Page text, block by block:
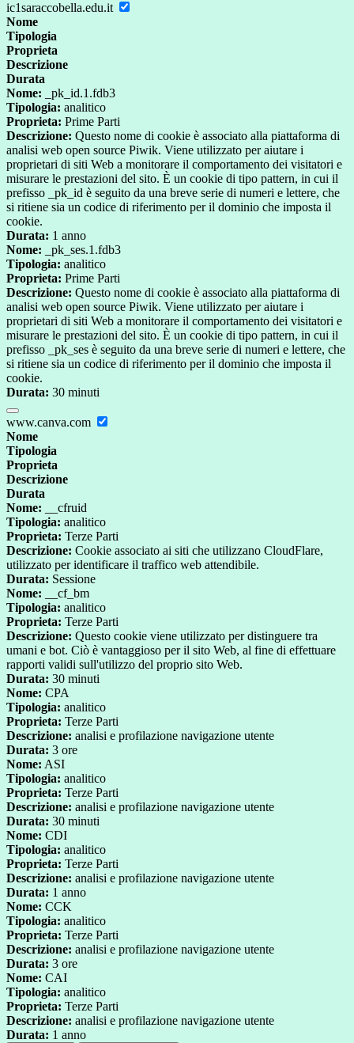
ic1saraccobella.edu.it
Nome
Tipologia
Proprieta
Descrizione
Durata
Nome: _pk_id.1.fdb3
Tipologia: analitico
Proprieta: Prime Parti
Descrizione: Questo nome di cookie è associato alla piattaforma di
analisi web open source Piwik. Viene utilizzato per aiutare i
proprietari di siti Web a monitorare il comportamento dei visitatori e
misurare le prestazioni del sito. È un cookie di tipo pattern, in cui il
prefisso _pk_id è seguito da una breve serie di numeri e lettere, che
si ritiene sia un codice di riferimento per il dominio che imposta il
cookie.
Durata: 1 anno
Nome: _pk_ses.1.fdb3
Tipologia: analitico
Proprieta: Prime Parti
Descrizione: Questo nome di cookie è associato alla piattaforma di
analisi web open source Piwik. Viene utilizzato per aiutare i
proprietari di siti Web a monitorare il comportamento dei visitatori e
misurare le prestazioni del sito. È un cookie di tipo pattern, in cui il
prefisso _pk_ses è seguito da una breve serie di numeri e lettere, che
si ritiene sia un codice di riferimento per il dominio che imposta il
cookie.
Durata: 30 minuti
www.canva.com
Nome
Tipologia
Proprieta
Descrizione
Durata
Nome: __cfruid
Tipologia: analitico
Proprieta: Terze Parti
Descrizione: Cookie associato ai siti che utilizzano CloudFlare,
utilizzato per identificare il traffico web attendibile.
Durata: Sessione
Nome: __cf_bm
Tipologia: analitico
Proprieta: Terze Parti
Descrizione: Questo cookie viene utilizzato per distinguere tra
umani e bot. Ciò è vantaggioso per il sito Web, al fine di effettuare
rapporti validi sull'utilizzo del proprio sito Web.
Durata: 30 minuti
Nome: CPA
Tipologia: analitico
Proprieta: Terze Parti
Descrizione: analisi e profilazione navigazione utente
Durata: 3 ore
Nome: ASI
Tipologia: analitico
Proprieta: Terze Parti
Descrizione: analisi e profilazione navigazione utente
Durata: 30 minuti
Nome: CDI
Tipologia: analitico
Proprieta: Terze Parti
Descrizione: analisi e profilazione navigazione utente
Durata: 1 anno
Nome: CCK
Tipologia: analitico
Proprieta: Terze Parti
Descrizione: analisi e profilazione navigazione utente
Durata: 3 ore
Nome: CAI
Tipologia: analitico
Proprieta: Terze Parti
Descrizione: analisi e profilazione navigazione utente
Durata: 1 anno